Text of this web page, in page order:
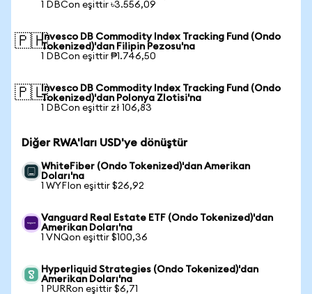
1 DBCon eşittir ৳3.556,09
🇵🇭Invesco DB Commodity Index Tracking Fund (Ondo
Tokenized)'dan Filipin Pezosu'na
1 DBCon eşittir ₱1.746,50
🇵🇱Invesco DB Commodity Index Tracking Fund (Ondo
Tokenized)'dan Polonya Zlotisi'na
1 DBCon eşittir zł 106,83
Diğer RWA'ları USD'ye dönüştür
WhiteFiber (Ondo Tokenized)'dan Amerikan
Doları'na
1 WYFIon eşittir $26,92
Vanguard Real Estate ETF (Ondo Tokenized)'dan
Amerikan Doları'na
1 VNQon eşittir $100,36
Hyperliquid Strategies (Ondo Tokenized)'dan
Amerikan Doları'na
1 PURRon eşittir $6,71